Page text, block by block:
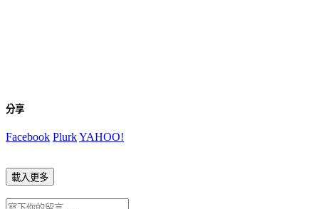
分享
Facebook PlurkYAHOO!
載入更多